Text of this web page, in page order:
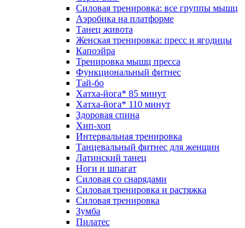
Силовая тренировка: все группы мышц
Аэробика на платформе
Танец живота
Женская тренировка: пресс и ягодицы
Капоэйра
Тренировка мышц пресса
Функциональный фитнес
Тай-бо
Хатха-йога* 85 минут
Хатха-йога* 110 минут
Здоровая спина
Хип-хоп
Интервальная тренировка
Танцевальный фитнес для женщин
Латинский танец
Ноги и шпагат
Силовая со снарядами
Силовая тренировка и растяжка
Силовая тренировка
Зумба
Пилатес